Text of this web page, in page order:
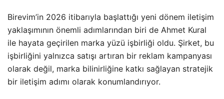
Birevim’in 2026 itibarıyla başlattığı yeni dönem iletişim
yaklaşımının önemli adımlarından biri de Ahmet Kural
ile hayata geçirilen marka yüzü işbirliği oldu. Şirket, bu
işbirliğini yalnızca satışı artıran bir reklam kampanyası
olarak değil, marka bilinirliğine katkı sağlayan stratejik
bir iletişim adımı olarak konumlandırıyor.